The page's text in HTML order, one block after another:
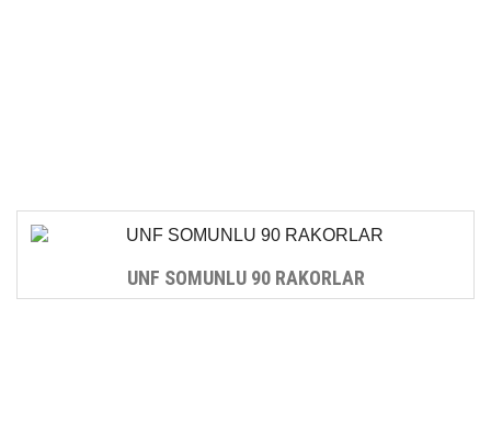
UNF SOMUNLU 90 RAKORLAR